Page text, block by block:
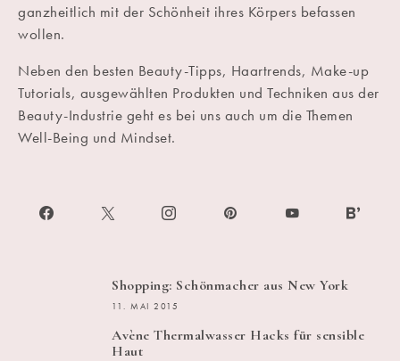
ganzheitlich mit der Schönheit ihres Körpers befassen
wollen.
Neben den besten Beauty-Tipps, Haartrends, Make-up
Tutorials, ausgewählten Produkten und Techniken aus der
Beauty-Industrie geht es bei uns auch um die Themen
Well-Being und Mindset.
Shopping: Schönmacher aus New York
11. MAI 2015
Avène Thermalwasser Hacks für sensible
Haut